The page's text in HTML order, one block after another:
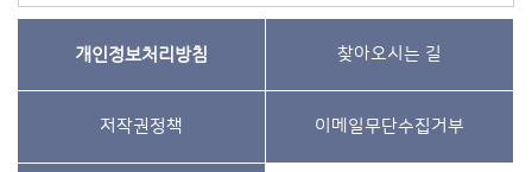
개인정보처리방침 찾아오시는 길
저작권정책 이메일무단수집거부